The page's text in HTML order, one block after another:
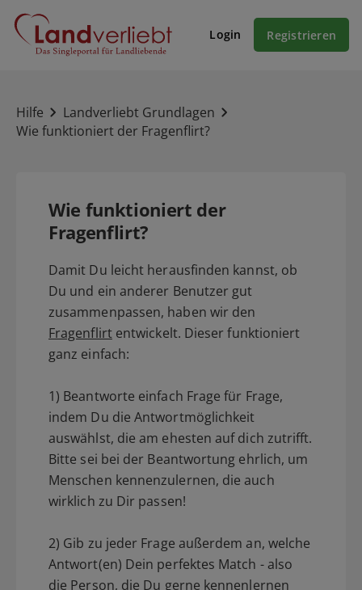
Login Registrieren
Hilfe
Landverliebt Grundlagen
Wie funktioniert der Fragenflirt?
Wie funktioniert der
Fragenflirt?
Damit Du leicht herausfinden kannst, ob
Du und ein anderer Benutzer gut
zusammenpassen, haben wir den
Fragenflirtentwickelt. Dieser funktioniert
ganz einfach:
1) Beantworte einfach Frage für Frage,
indem Du die Antwortmöglichkeit
auswählst, die am ehesten auf dich zutrifft.
Bitte sei bei der Beantwortung ehrlich, um
Menschen kennenzulernen, die auch
wirklich zu Dir passen!
2) Gib zu jeder Frage außerdem an, welche
Antwort(en) Dein perfektes Match - also
die Person, die Du gerne kennenlernen